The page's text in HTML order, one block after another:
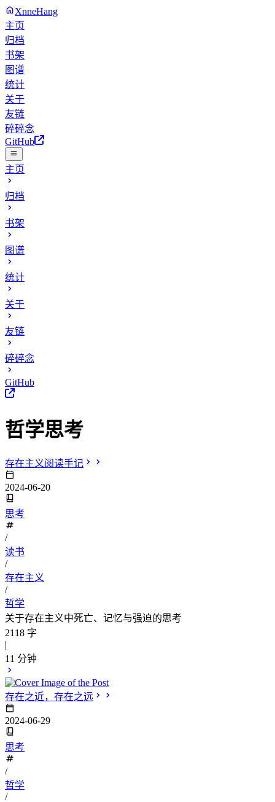
XnneHang
主页
归档
书架
图谱
统计
关于
友链
碎碎念
GitHub
主页
归档
书架
图谱
统计
关于
友链
碎碎念
GitHub
哲学思考
存在主义阅读手记
2024-06-20
思考
/
读书
/
存在主义
/
哲学
关于存在主义中死亡、记忆与强迫的思考
2118 字
|
11 分钟
存在之近，存在之远
2024-06-29
思考
/
哲学
/